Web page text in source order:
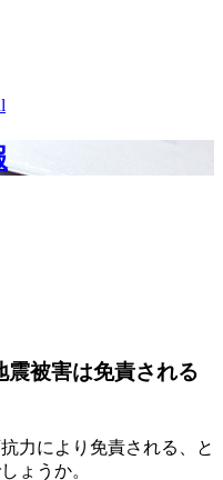
被害は免責される
力により免責される、と
ょうか。